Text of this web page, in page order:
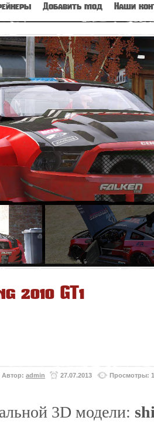
Добавить мод Наши
2010 GT1
Автор: admin 27.07.2013 Просмотры:
3D модели: